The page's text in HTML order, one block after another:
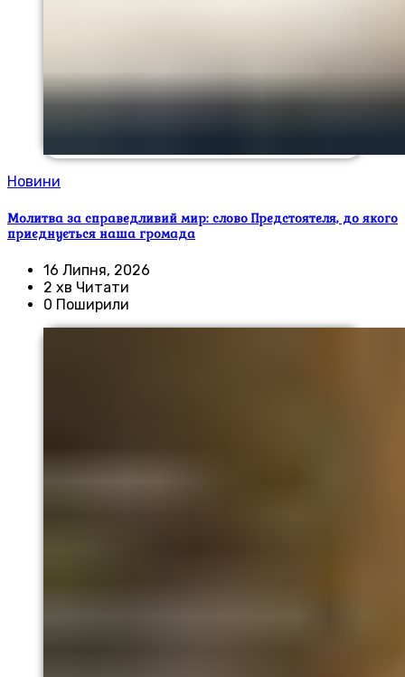
Новини
Молитва за справедливий мир: слово Предстоятеля, до якого
приєднується наша громада
16 Липня, 2026
2 хв Читати
0 Поширили